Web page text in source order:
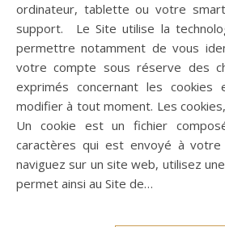
ordinateur, tablette ou votre
support. Le Site utilise la
permettre notamment de vous
votre compte sous réserve des
exprimés concernant les
modifier à tout moment. Les
Un cookie est un fichier
caractères qui est envoyé à votre
naviguez sur un site web, utilisez
permet ainsi au Site de…